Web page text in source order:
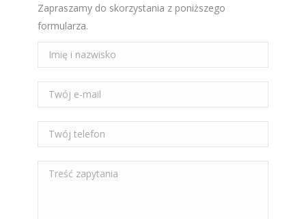
Zapraszamy do skorzystania z poniższego
formularza.